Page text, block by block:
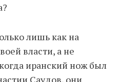
лишь как на
власти, а не
иранский нож был
Саудов, они